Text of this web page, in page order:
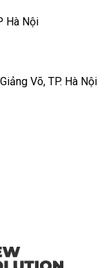
Hà Nội
Võ, TP. Hà Nội